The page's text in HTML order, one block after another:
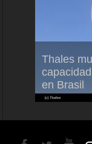
Thales
en Brasil